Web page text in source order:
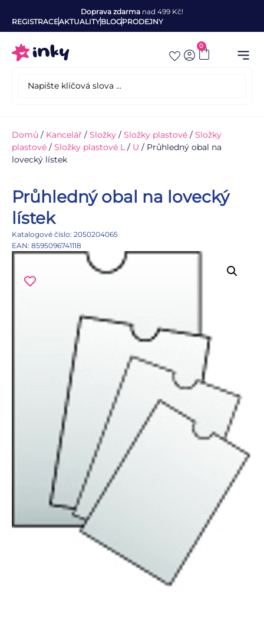
Doprava zdarma nad 499 Kč!
REGISTRACEAKTUALITYBLOGPRODEJNY
0
Domů / Kancelář / Složky / Složky plastové / Složky
plastové / Složky plastové L / U / Průhledný obal na
lovecký lístek
Průhledný obal na lovecký
lístek
Katalogové číslo: 2050204065
EAN: 8595096741118